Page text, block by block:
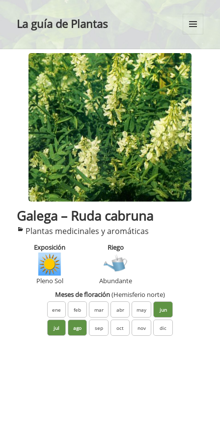
La guía de Plantas
WIDGETS
Galega – Ruda cabruna
Categorías
Plantas medicinales y aromáticas
Exposición
Pleno Sol
Riego
Abundante
Meses de floración(Hemisferio norte)
ene feb mar abr may jun
jul ago sep oct nov dic